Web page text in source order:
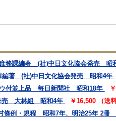
務課編著 (社)中日文化協会発売 昭
編著 (社)中日文化協会発売 昭和4年
ウ付並上品 毎日新聞社 昭和18年
売 大林組 昭和4年
￥16,500 （送
條例・規程 昭和7年、明治25年 2冊